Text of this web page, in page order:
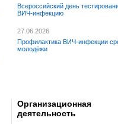
Всероссийский день
ВИЧ-инфекцию
27.06.2026
Профилактика ВИЧ-инфекции
молодёжи
Организационная
деятельность